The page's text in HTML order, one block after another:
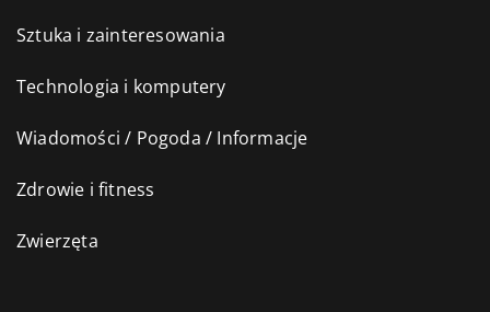
Sztuka i zainteresowania
Technologia i komputery
Wiadomości / Pogoda / Informacje
Zdrowie i fitness
Zwierzęta